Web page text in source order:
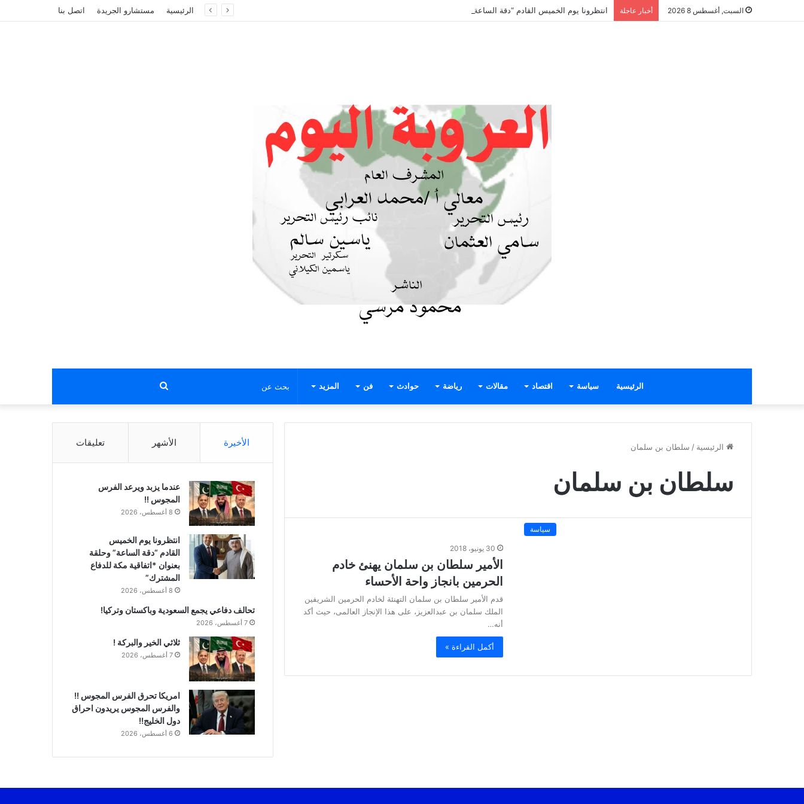
السبت, أغسطس 8 2026 أخبار عاجلة انتظرونا يوم الخميس القادم “دقة الساعة” وحلقة بعنوان *اتفاقية مكة للدفاع المشترك” الرئيسية مستشارو الجريدة اتصل بنا
الرئيسية سياسة اقتصاد مقالات رياضة حوادث فن المزيد بحث
عن
الرئيسية / سلطان بن سلمان
سلطان بن سلمان
سياسة
30 يونيو، 2018
الأمير سلطان بن سلمان يهنئ خادم
الحرمين بانجاز واحة الأحساء
قدم الأمير سلطان بن سلمان التهنئة لخادم الحرمين الشريفين
الملك سلمان بن عبدالعزيز، على هذا الإنجاز العالمى، حيث أكد
أنه…
أكمل القراءة »
الأخيرة الأشهر تعليقات
عندما يزبد ويرعد الفرس
المجوس !!
8 أغسطس، 2026
انتظرونا يوم الخميس
القادم “دقة الساعة” وحلقة
بعنوان *اتفاقية مكة للدفاع
المشترك”
8 أغسطس، 2026
تحالف دفاعي يجمع السعودية وباكستان وتركيا!
7 أغسطس، 2026
ثلاثي الخير والبركة !
7 أغسطس، 2026
امريكا تحرق الفرس المجوس !!
والفرس المجوس يريدون احراق
دول الخليج!!
6 أغسطس، 2026